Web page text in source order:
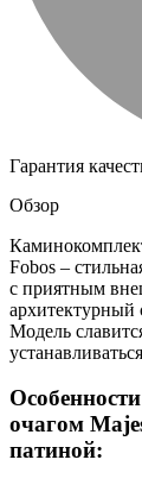
Гарантия
Обзор
Fobos –
с приятным
архитектурный
Модель
очагом
патиной: